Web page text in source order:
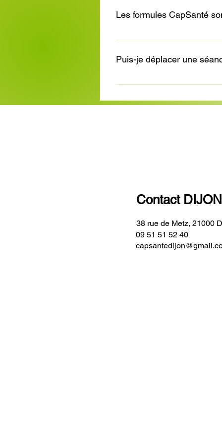
Les formules CapSanté
Même s'il s'agit de sport
Puis-je déplacer une
Oui. Vous pouvez nous
Contact DIJON
38 rue de Metz, 21000
09 51 51 52 40